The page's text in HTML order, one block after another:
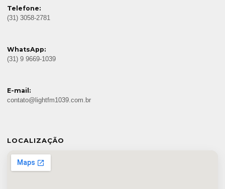
Telefone:
(31) 3058-2781
WhatsApp:
(31) 9 9669-1039
E-mail:
contato@lightfm1039.com.br
LOCALIZAÇÃO